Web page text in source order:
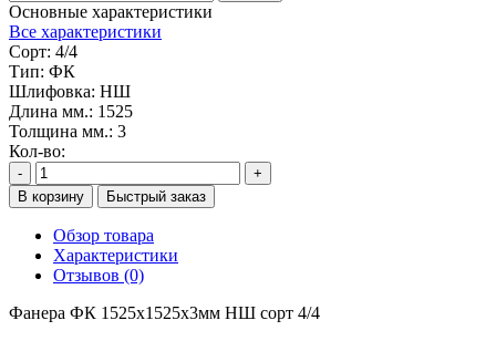
Основные характеристики
Все характеристики
Сорт: 4/4
Тип: ФК
Шлифовка: НШ
Длина мм.: 1525
Толщина мм.: 3
Кол-во:
-
+
В корзину
Быстрый заказ
Обзор товара
Характеристики
Отзывов (0)
Фанера ФК 1525х1525х3мм НШ сорт 4/4